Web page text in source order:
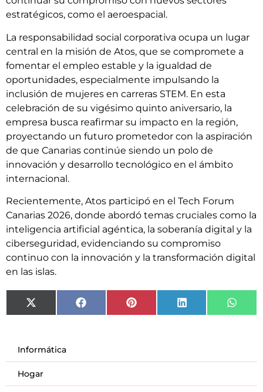
estratégicos, como el aeroespacial.
La responsabilidad social corporativa ocupa un lugar
central en la misión de Atos, que se compromete a
fomentar el empleo estable y la igualdad de
oportunidades, especialmente impulsando la
inclusión de mujeres en carreras STEM. En esta
celebración de su vigésimo quinto aniversario, la
empresa busca reafirmar su impacto en la región,
proyectando un futuro prometedor con la aspiración
de que Canarias continúe siendo un polo de
innovación y desarrollo tecnológico en el ámbito
internacional.
Recientemente, Atos participó en el Tech Forum
Canarias 2026, donde abordó temas cruciales como la
inteligencia artificial agéntica, la soberanía digital y la
ciberseguridad, evidenciando su compromiso
continuo con la innovación y la transformación digital
en las islas.
X
(Twitter)
Facebook Pinterest LinkedIn
Informática
Hogar